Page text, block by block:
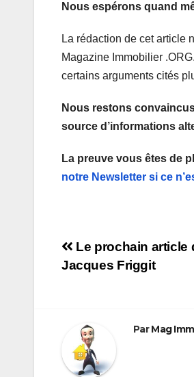
Nous espérons quand
La rédaction de cet article
Magazine Immobilier
certains arguments cités
Nous restons
source d’informations
La preuve vous êtes de
notre Newsletter si ce
Navigation
Le prochain article
Jacques Friggit
ParMag